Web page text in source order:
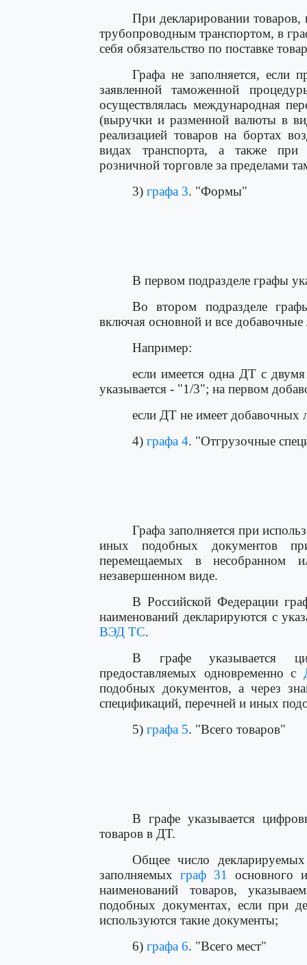
При декларировании
трубопроводным транспортом, в
себя обязательство по поставке
Графа не заполняется, если
заявленной таможенной
осуществлялась международная
(выручки и разменной валюты в
реализацией товаров на бортах
видах транспорта, а также при
розничной торговле за пределами
3) графа 3. "Формы"
В первом подразделе графы
Во втором подразделе
включая основной и все добавочные
Например:
если имеется одна ДТ с
указывается - "1/3"; на первом
если ДТ не имеет добавочных
4) графа 4. "Отгрузочные
Графа заполняется при
иных подобных документов
перемещаемых в несобранном
незавершенном виде.
В Российской Федерации
наименований декларируются с
ВЭД ТС.
В графе указывается
предоставляемых одновременно с
подобных документов, а через
спецификаций, перечней и иных
5) графа 5. "Всего товаров"
В графе указывается
товаров в ДТ.
Общее число декларируемых
заполняемых граф 31
основного
наименований товаров,
подобных документах, если при
используются такие документы;
6) графа 6. "Всего мест"